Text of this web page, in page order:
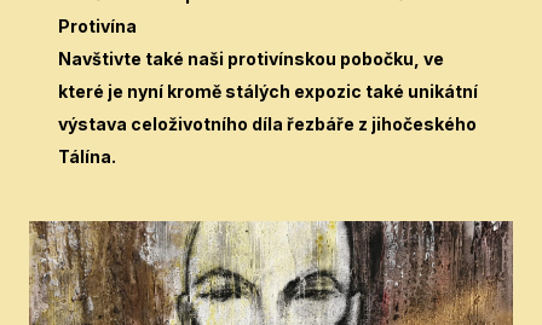
Protivína
Navštivte také naši protivínskou pobočku , ve
které je nyní kromě stálých expozic také unikátní
výstava celoživotního díla řezbáře z jihočeského
Tálína.